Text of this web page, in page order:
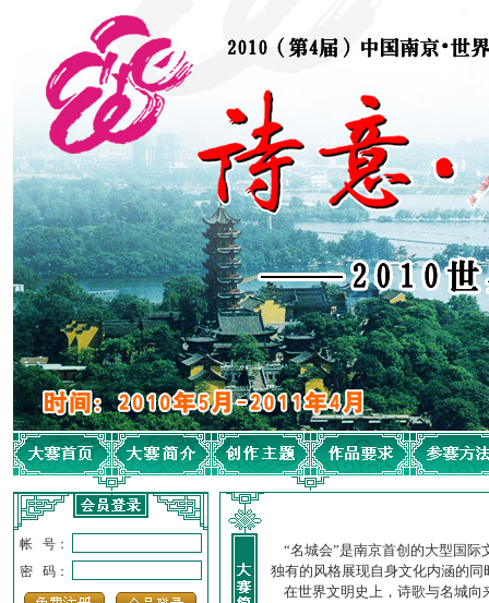
帐 号：
密 码：
“名城会”是南京首创的大型国际
独有的风格展现自身文化内涵的
在世界文明史上，诗歌与名城向